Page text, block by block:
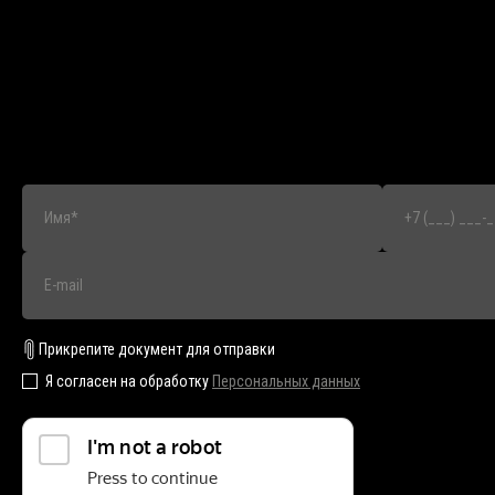
Прикрепите документ для отправки
Я согласен на обработку Персональных данных